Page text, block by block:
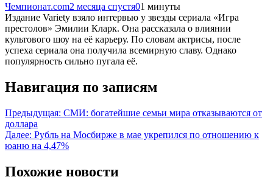
Чемпионат.com2 месяца спустя01 минуты
Издание Variety взяло интервью у звезды сериала «Игра
престолов» Эмилии Кларк. Она рассказала о влиянии
культового шоу на её карьеру. По словам актрисы, после
успеха сериала она получила всемирную славу. Однако
популярность сильно пугала её.
Навигация по записям
Предыдущая: СМИ: богатейшие семьи мира отказываются от
доллара
Далее: Рубль на Мосбирже в мае укрепился по отношению к
юаню на 4,47%
Похожие новости